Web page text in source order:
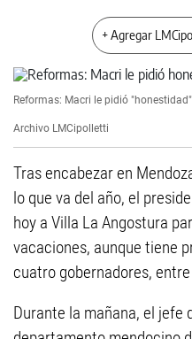
+ Agregar
Reformas: Macri le pidió
Archivo LMCipolletti
Tras encabezar en
lo que va del año, el
hoy a Villa La Angostura
vacaciones, aunque tiene
cuatro gobernadores,
Durante la mañana, el jefe